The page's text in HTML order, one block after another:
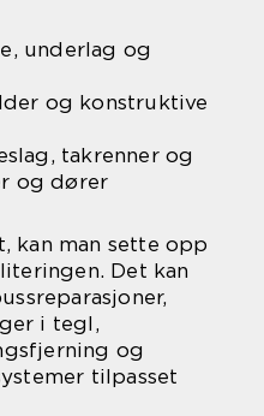
underlag og
og konstruktive
takrenner og
og dører
kan man sette opp
Det kan
i tegl,
og
tilpasset